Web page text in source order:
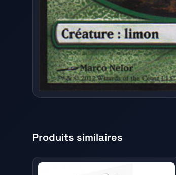
Produits similaires